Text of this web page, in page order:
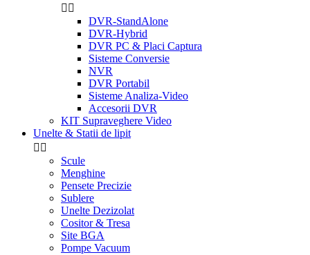
 
DVR-StandAlone
DVR-Hybrid
DVR PC & Placi Captura
Sisteme Conversie
NVR
DVR Portabil
Sisteme Analiza-Video
Accesorii DVR
KIT Supraveghere Video
Unelte & Statii de lipit
 
Scule
Menghine
Pensete Precizie
Sublere
Unelte Dezizolat
Cositor & Tresa
Site BGA
Pompe Vacuum